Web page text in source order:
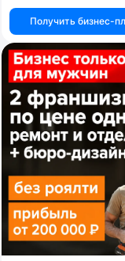
Получить бизнес-